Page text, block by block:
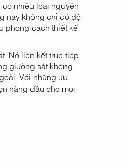
nhiều loại nguyên
này không chỉ có độ
phong cách thiết kế
Nó liên kết trực tiếp
giường sắt không
Với những ưu
hàng đầu cho mọi